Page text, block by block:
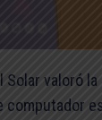
Solar valoró
computador